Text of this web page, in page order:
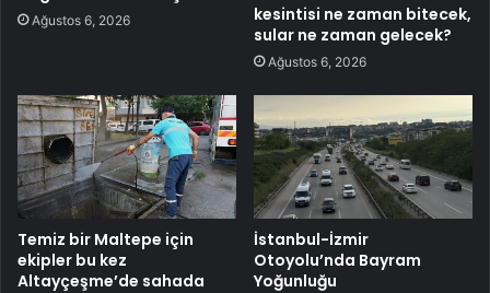
Ağustos 6, 2026
kesintisi ne zaman bitecek,
sular ne zaman gelecek?
Ağustos 6, 2026
Temiz bir Maltepe için
ekipler bu kez
Altayçeşme’de sahada
İstanbul-İzmir
Otoyolu’nda Bayram
Yoğunluğu